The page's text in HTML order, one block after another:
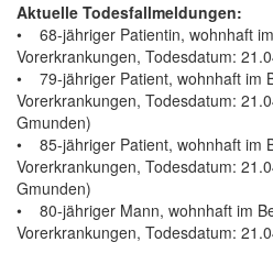
Aktuelle Todesfallmeldungen:
• 68-jähriger Patientin, wohnhaft
Vorerkrankungen, Todesdatum:
• 79-jähriger Patient, wohnhaft im
Vorerkrankungen, Todesdatum:
Gmunden)
• 85-jähriger Patient, wohnhaft im
Vorerkrankungen, Todesdatum:
Gmunden)
• 80-jähriger Mann, wohnhaft im
Vorerkrankungen, Todesdatum: